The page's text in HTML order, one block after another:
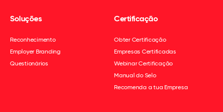
Soluções
Reconhecimento
Employer Branding
Questionários
Certificação
Obter Certificação
Empresas Certificadas
Webinar Certificação
Manual do Selo
Recomenda a tua Empresa